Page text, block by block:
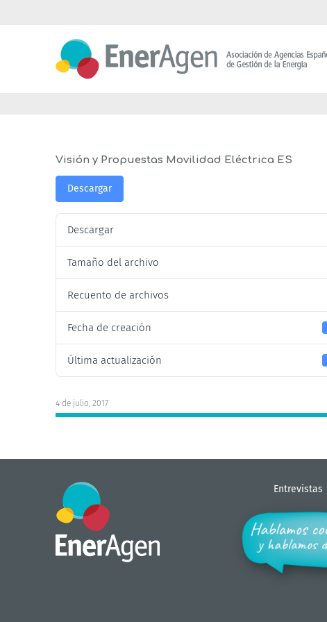
Visión y Propuestas Movilidad Eléctrica ES
Descargar
Descargar
Tamaño del archivo
Recuento de archivos
Fecha de creación
Última actualización
4 de julio, 2017
Entrevistas